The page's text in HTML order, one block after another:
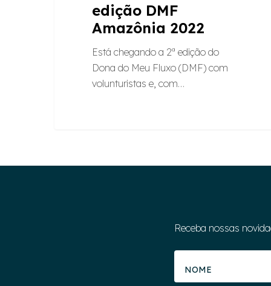
edição DMF
Amazônia 2022
Está chegando a 2ª edição do
Dona do Meu Fluxo (DMF) com
volunturistas e, com…
Receba nossas